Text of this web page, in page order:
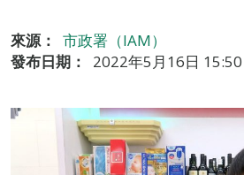
來源：
市政署（IAM）
發布日期：
2022年5月16日 15:50